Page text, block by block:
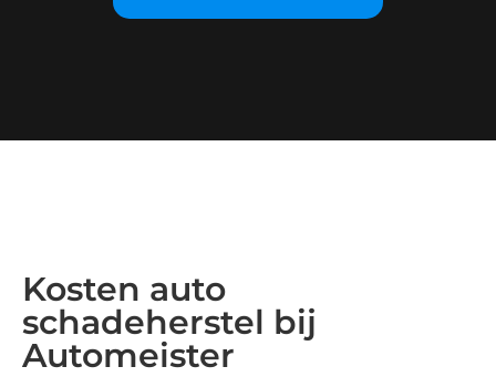
Kosten auto
schadeherstel bij
Automeister